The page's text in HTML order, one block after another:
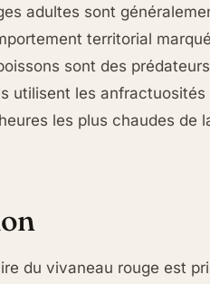
adultes sont
territorial
sont des
utilisent les
les plus chaudes de
du vivaneau rouge est